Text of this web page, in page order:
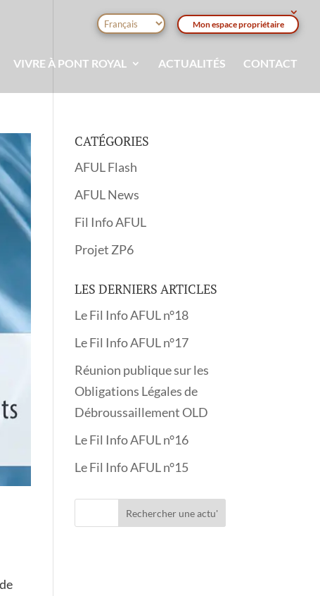
Mon espace propriétaire
VIVRE À PONT ROYAL ACTUALITÉS CONTACT
CATÉGORIES
AFUL Flash
AFUL News
Fil Info AFUL
Projet ZP6
LES DERNIERS ARTICLES
Le Fil Info AFUL n°18
Le Fil Info AFUL n°17
Réunion publique sur les
Obligations Légales de
Débroussaillement OLD
Le Fil Info AFUL n°16
Le Fil Info AFUL n°15
Rechercher une actu'